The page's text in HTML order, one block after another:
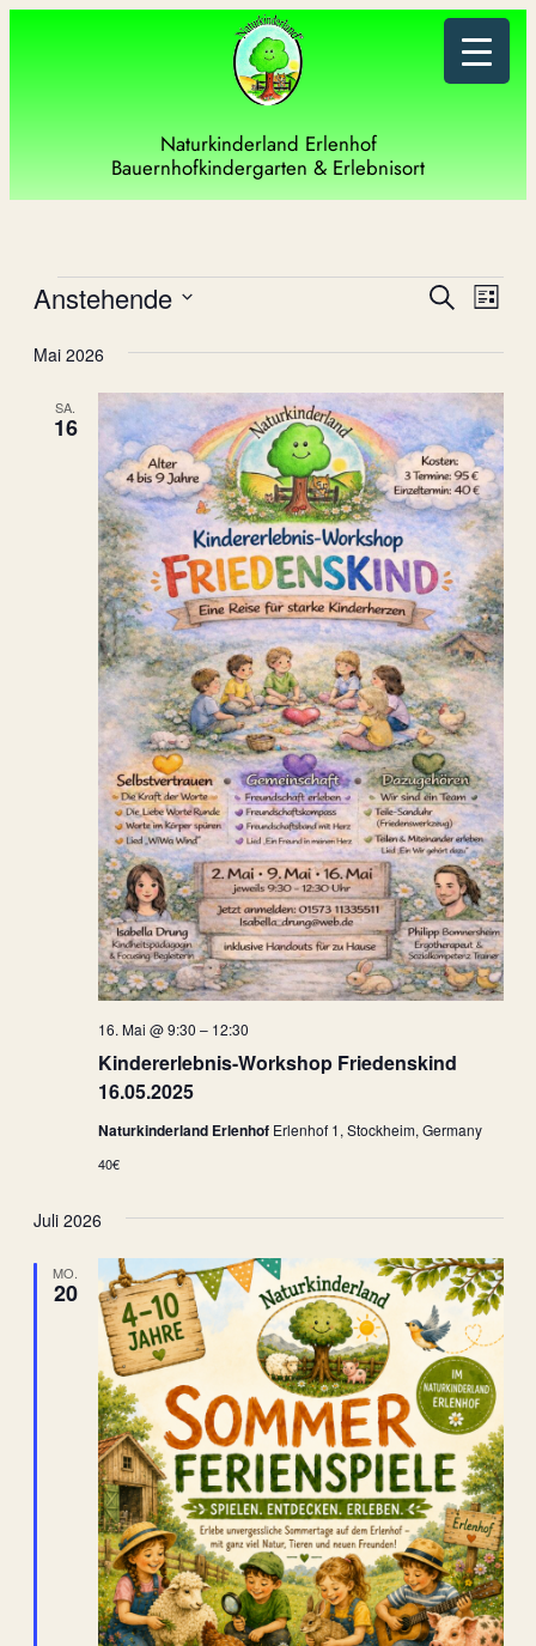
Naturkinderland Erlenhof
Bauernhofkindergarten & Erlebnisort
Veranstaltungen
Such-
und
SucheListe
Anstehende
wählen.
Mai 2026
SA.
16
Kindererlebnis-Workshop Friedenskind
16.05.2025
16. Mai @ 9:30 – 12:30
Naturkinderland Erlenhof Erlenhof 1, Stockheim, Germany
40€
Juli 2026
MO.
20